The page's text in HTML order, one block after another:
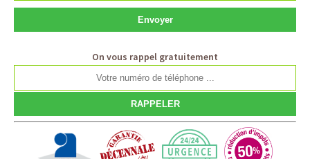
On vous rappel gratuitement